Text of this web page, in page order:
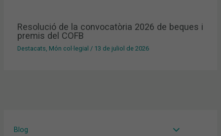
Blog
Resolució de la convocatòria 2026 de beques i
premis del COFB
Destacats Món col·legial / 13 de juliol de 2026